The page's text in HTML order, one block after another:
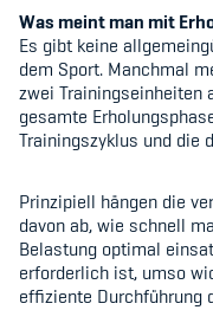
Spitzensport &
Team
Offene Stellen
Was meint man mit
Es gibt keine
dem Sport. Manchmal
zwei Trainingseinheiten
gesamte
Trainingszyklus und die
Prinzipiell hängen die
davon ab, wie schnell
Belastung optimal
erforderlich ist, umso
effiziente Durchführung